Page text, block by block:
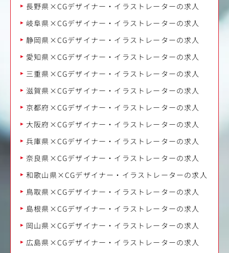
長野県×CGデザイナー・イラストレーターの求人
岐阜県×CGデザイナー・イラストレーターの求人
静岡県×CGデザイナー・イラストレーターの求人
愛知県×CGデザイナー・イラストレーターの求人
三重県×CGデザイナー・イラストレーターの求人
滋賀県×CGデザイナー・イラストレーターの求人
京都府×CGデザイナー・イラストレーターの求人
大阪府×CGデザイナー・イラストレーターの求人
兵庫県×CGデザイナー・イラストレーターの求人
奈良県×CGデザイナー・イラストレーターの求人
和歌山県×CGデザイナー・イラストレーターの求人
鳥取県×CGデザイナー・イラストレーターの求人
島根県×CGデザイナー・イラストレーターの求人
岡山県×CGデザイナー・イラストレーターの求人
広島県×CGデザイナー・イラストレーターの求人